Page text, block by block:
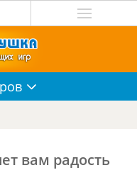
вам радость